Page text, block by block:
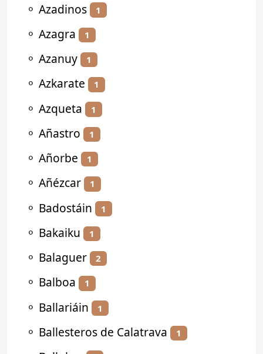
⚬ Azadinos 1
⚬ Azagra 1
⚬ Azanuy 1
⚬ Azkarate 1
⚬ Azqueta 1
⚬ Añastro 1
⚬ Añorbe 1
⚬ Añézcar 1
⚬ Badostáin 1
⚬ Bakaiku 1
⚬ Balaguer 2
⚬ Balboa 1
⚬ Ballariáin 1
⚬ Ballesteros de Calatrava 1